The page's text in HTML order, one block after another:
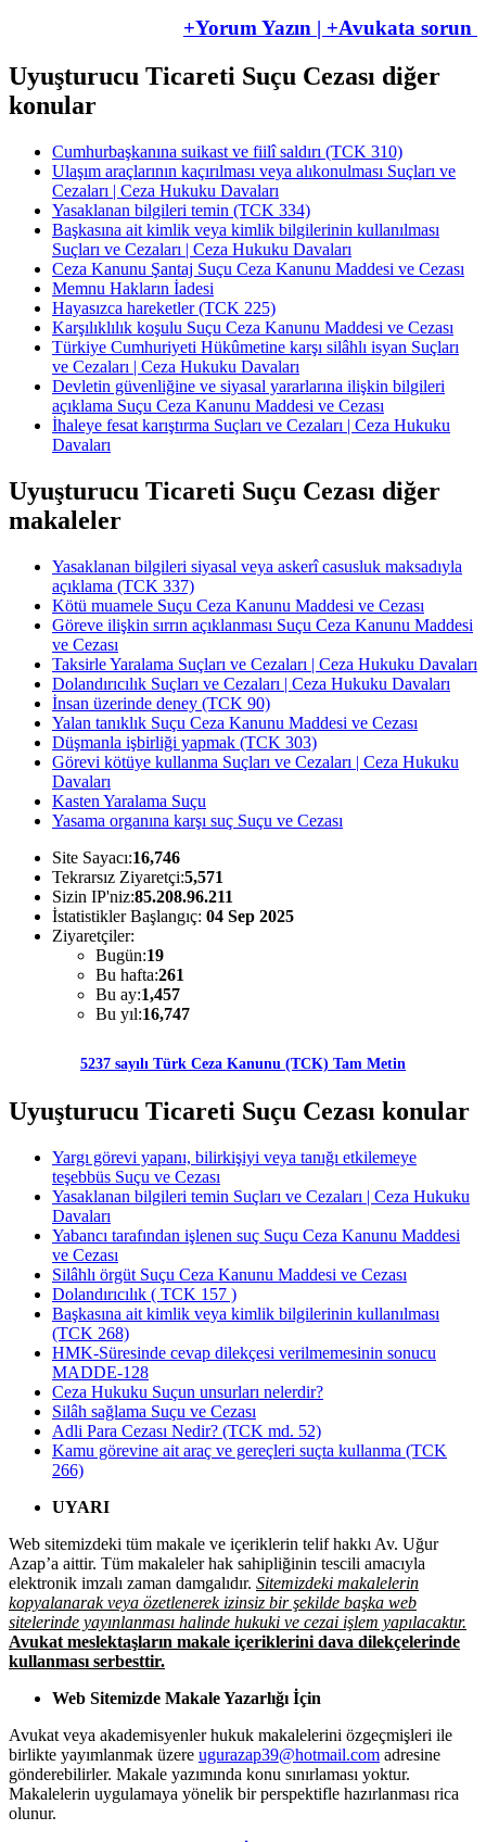
+Yorum Yazın | +Avukata sorun
Uyuşturucu Ticareti Suçu Cezası diğer
konular
Cumhurbaşkanına suikast ve fiilî saldırı (TCK 310)
Ulaşım araçlarının kaçırılması veya alıkonulması Suçları ve
Cezaları | Ceza Hukuku Davaları
Yasaklanan bilgileri temin (TCK 334)
Başkasına ait kimlik veya kimlik bilgilerinin kullanılması
Suçları ve Cezaları | Ceza Hukuku Davaları
Ceza Kanunu Şantaj Suçu Ceza Kanunu Maddesi ve Cezası
Memnu Hakların İadesi
Hayasızca hareketler (TCK 225)
Karşılıklılık koşulu Suçu Ceza Kanunu Maddesi ve Cezası
Türkiye Cumhuriyeti Hükûmetine karşı silâhlı isyan Suçları
ve Cezaları | Ceza Hukuku Davaları
Devletin güvenliğine ve siyasal yararlarına ilişkin bilgileri
açıklama Suçu Ceza Kanunu Maddesi ve Cezası
İhaleye fesat karıştırma Suçları ve Cezaları | Ceza Hukuku
Davaları
Uyuşturucu Ticareti Suçu Cezası diğer
makaleler
Yasaklanan bilgileri siyasal veya askerî casusluk maksadıyla
açıklama (TCK 337)
Kötü muamele Suçu Ceza Kanunu Maddesi ve Cezası
Göreve ilişkin sırrın açıklanması Suçu Ceza Kanunu Maddesi
ve Cezası
Taksirle Yaralama Suçları ve Cezaları | Ceza Hukuku Davaları
Dolandırıcılık Suçları ve Cezaları | Ceza Hukuku Davaları
İnsan üzerinde deney (TCK 90)
Yalan tanıklık Suçu Ceza Kanunu Maddesi ve Cezası
Düşmanla işbirliği yapmak (TCK 303)
Görevi kötüye kullanma Suçları ve Cezaları | Ceza Hukuku
Davaları
Kasten Yaralama Suçu
Yasama organına karşı suç Suçu ve Cezası
Site Sayacı:16,746
Tekrarsız Ziyaretçi:5,571
Sizin IP'niz:85.208.96.211
İstatistikler Başlangıç: 04 Sep 2025
Ziyaretçiler:
Bugün:19
Bu hafta:261
Bu ay:1,457
Bu yıl:16,747
5237 sayılı Türk Ceza Kanunu (TCK) Tam Metin
Uyuşturucu Ticareti Suçu Cezası konular
Yargı görevi yapanı, bilirkişiyi veya tanığı etkilemeye
teşebbüs Suçu ve Cezası
Yasaklanan bilgileri temin Suçları ve Cezaları | Ceza Hukuku
Davaları
Yabancı tarafından işlenen suç Suçu Ceza Kanunu Maddesi
ve Cezası
Silâhlı örgüt Suçu Ceza Kanunu Maddesi ve Cezası
Dolandırıcılık ( TCK 157 )
Başkasına ait kimlik veya kimlik bilgilerinin kullanılması
(TCK 268)
HMK-Süresinde cevap dilekçesi verilmemesinin sonucu
MADDE-128
Ceza Hukuku Suçun unsurları nelerdir?
Silâh sağlama Suçu ve Cezası
Adli Para Cezası Nedir? (TCK md. 52)
Kamu görevine ait araç ve gereçleri suçta kullanma (TCK
266)
UYARI
Web sitemizdeki tüm makale ve içeriklerin telif hakkı Av. Uğur
Azap’a aittir. Tüm makaleler hak sahipliğinin tescili amacıyla
elektronik imzalı zaman damgalıdır. Sitemizdeki makalelerin
kopyalanarak veya özetlenerek izinsiz bir şekilde başka web
sitelerinde yayınlanması halinde hukuki ve cezai işlem yapılacaktır.
Avukat meslektaşların makale içeriklerini dava dilekçelerinde
kullanması serbesttir.
Web Sitemizde Makale Yazarlığı İçin
Avukat veya akademisyenler hukuk makalelerini özgeçmişleri ile
birlikte yayımlanmak üzere ugurazap39@hotmail.com adresine
gönderebilirler. Makale yazımında konu sınırlaması yoktur.
Makalelerin uygulamaya yönelik bir perspektifle hazırlanması rica
olunur.